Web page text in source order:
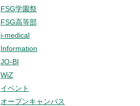
FSG学園祭
FSG高等部
i-medical
Information
JO-BI
WiZ
イベント
オープンキャンパス